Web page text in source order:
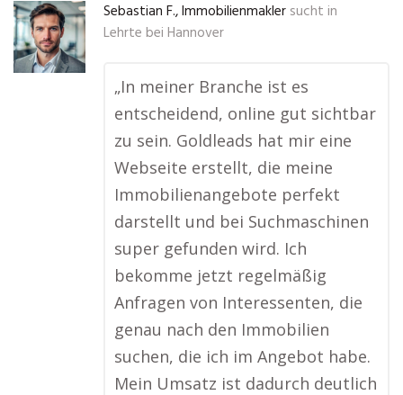
Sebastian F., Immobilienmakler sucht in
Lehrte bei Hannover
„In meiner Branche ist es
entscheidend, online gut sichtbar
zu sein. Goldleads hat mir eine
Webseite erstellt, die meine
Immobilienangebote perfekt
darstellt und bei Suchmaschinen
super gefunden wird. Ich
bekomme jetzt regelmäßig
Anfragen von Interessenten, die
genau nach den Immobilien
suchen, die ich im Angebot habe.
Mein Umsatz ist dadurch deutlich